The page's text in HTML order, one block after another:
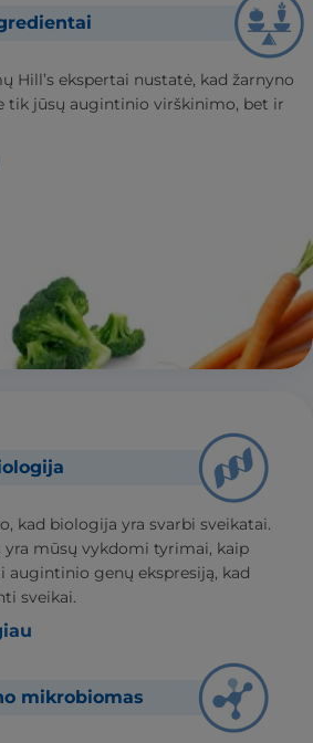
Hill’s ekspertai nustatė, kad žarnyno
tik jūsų augintinio virškinimo, bet ir
kad biologija yra svarbi sveikatai.
yra mūsų vykdomi tyrimai, kaip
augintinio genų ekspresiją, kad
sveikai.
mikrobiomas